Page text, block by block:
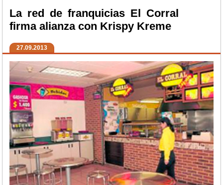
La red de franquicias El Corral
firma alianza con Krispy Kreme
27.09.2013